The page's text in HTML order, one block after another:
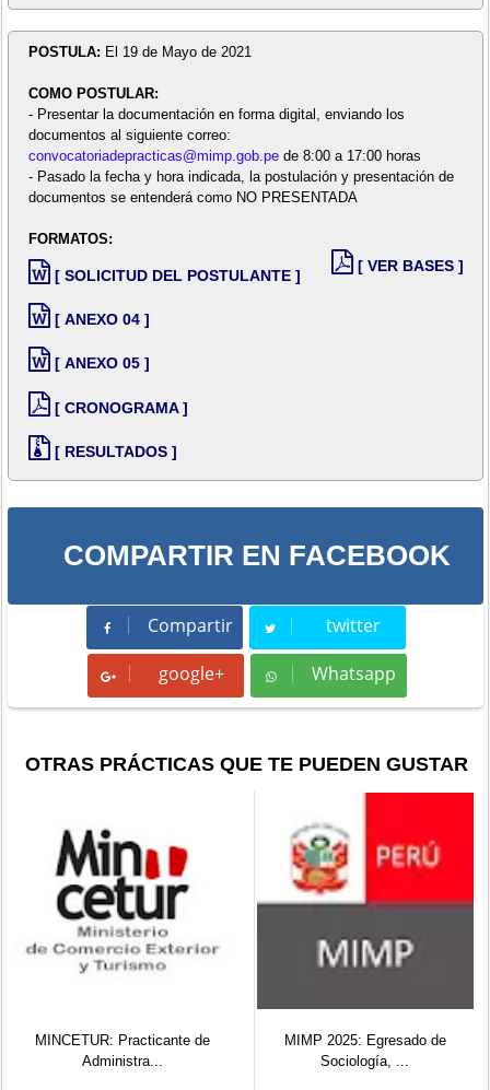
POSTULA: El 19 de Mayo de 2021
COMO POSTULAR:
- Presentar la documentación en forma digital, enviando los
documentos al siguiente correo:
convocatoriadepracticas@mimp.gob.pede 8:00 a 17:00 horas
- Pasado la fecha y hora indicada, la postulación y presentación de
documentos se entenderá como NO PRESENTADA
FORMATOS:
[ SOLICITUD DEL POSTULANTE ]
[ ANEXO 04 ]
[ ANEXO 05 ]
[ CRONOGRAMA ]
[ RESULTADOS ]
[ VER BASES ]
COMPARTIR EN FACEBOOK
Compartir
Compartir twitter
Tweet
google+ Whatsapp
Whatsapp
OTRAS PRÁCTICAS QUE TE PUEDEN GUSTAR
MINCETUR: Practicante de
Administra...
MIMP 2025: Egresado de
Sociología, ...